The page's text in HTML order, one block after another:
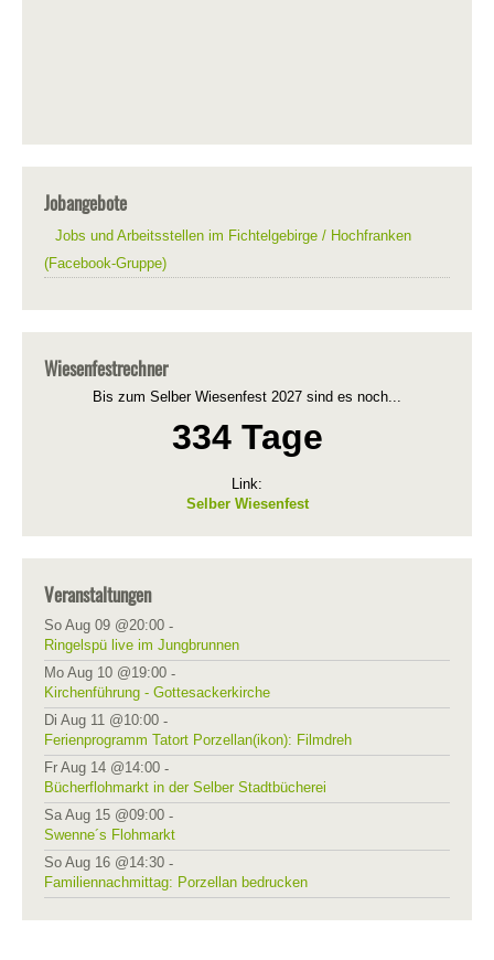
Jobangebote
Jobs und Arbeitsstellen im Fichtelgebirge / Hochfranken
(Facebook-Gruppe)
Wiesenfestrechner
Bis zum Selber Wiesenfest 2027 sind es noch...
334 Tage
Link:
Selber Wiesenfest
Veranstaltungen
So Aug 09 @20:00 -
Ringelspü live im Jungbrunnen
Mo Aug 10 @19:00 -
Kirchenführung - Gottesackerkirche
Di Aug 11 @10:00 -
Ferienprogramm Tatort Porzellan(ikon): Filmdreh
Fr Aug 14 @14:00 -
Bücherflohmarkt in der Selber Stadtbücherei
Sa Aug 15 @09:00 -
Swenne´s Flohmarkt
So Aug 16 @14:30 -
Familiennachmittag: Porzellan bedrucken